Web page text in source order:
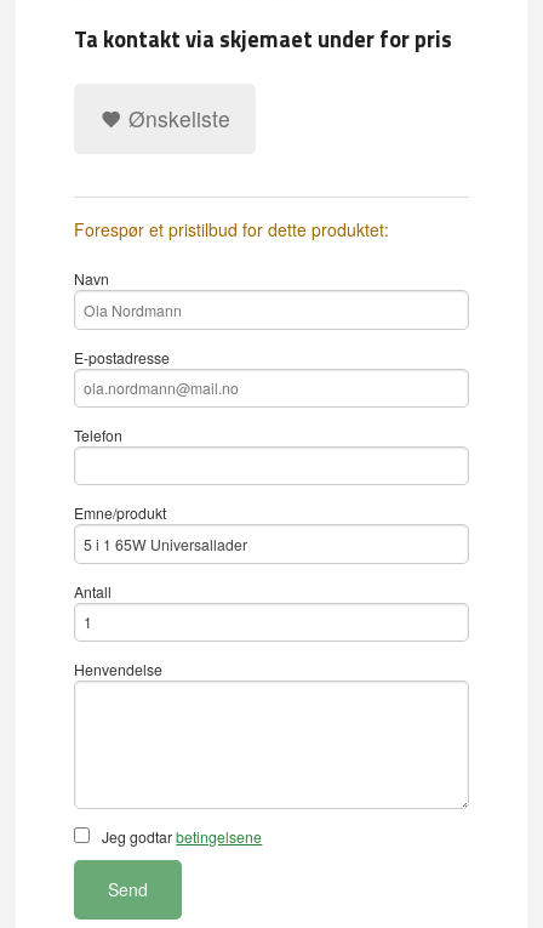
Ta kontakt via skjemaet under for pris
Ønskeliste
Forespør et pristilbud for dette produktet:
Navn
E-postadresse
Telefon
Emne/produkt
Antall
Henvendelse
Jeg godtarbetingelsene
Send